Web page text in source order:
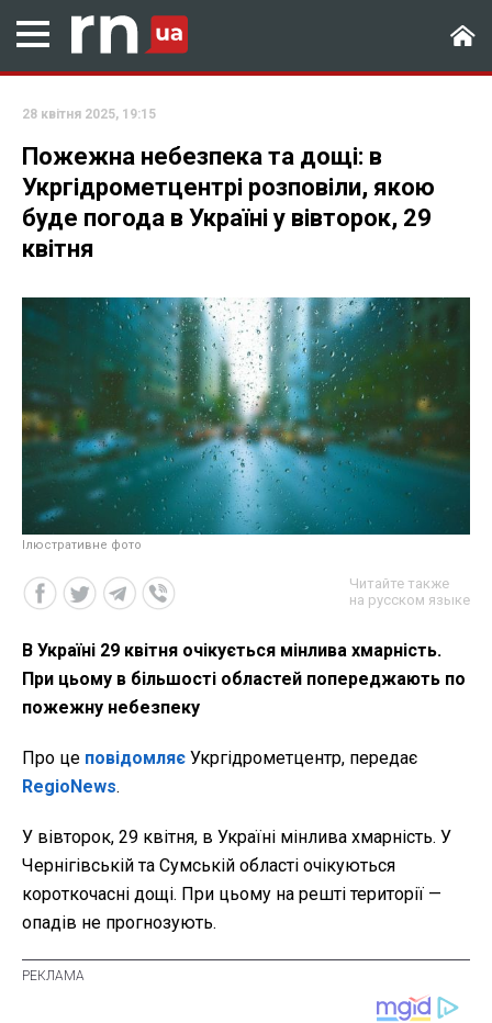
28 квітня 2025, 19:15
Пожежна небезпека та дощі: в
Укргідрометцентрі розповіли, якою
буде погода в Україні у вівторок, 29
квітня
Ілюстративне фото
Читайте также
на русском языке
В Україні 29 квітня очікується мінлива хмарність.
При цьому в більшості областей попереджають по
пожежну небезпеку
Про це повідомляє Укргідрометцентр, передає
RegioNews.
У вівторок, 29 квітня, в Україні мінлива хмарність. У
Чернігівській та Сумській області очікуються
короткочасні дощі. При цьому на решті території —
опадів не прогнозують.